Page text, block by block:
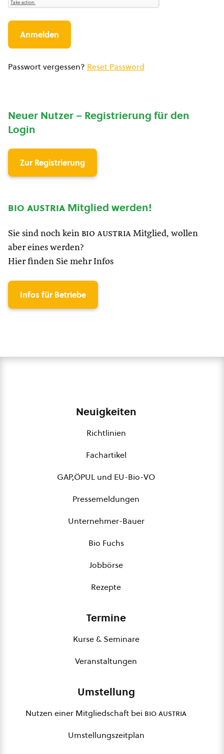
Passwort vergessen? Reset Password
Neuer Nutzer – Registrierung für den
Login
Zur Registrierung
bio austria Mitglied werden!
Sie sind noch kein bio austria Mitglied, wollen
aber eines werden?
Hier finden Sie mehr Infos
Infos für Betriebe
Neuigkeiten
Richtlinien
Fachartikel
GAP,ÖPUL und EU-Bio-VO
Pressemeldungen
Unternehmer-Bauer
Bio Fuchs
Jobbörse
Rezepte
Termine
Kurse & Seminare
Veranstaltungen
Umstellung
Nutzen einer Mitgliedschaft bei bio austria
Umstellungszeitplan